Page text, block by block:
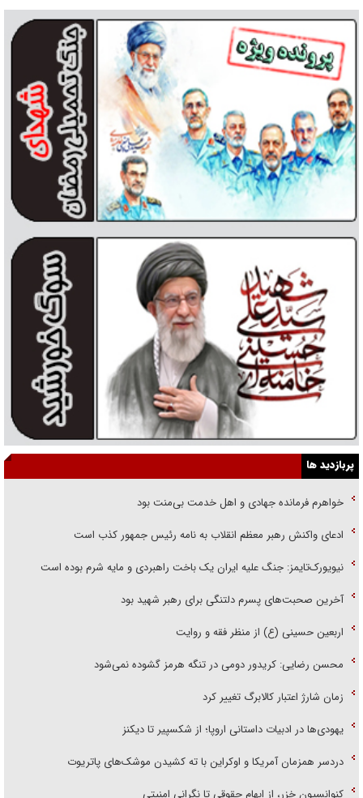
پربازدید ها
خواهرم فرمانده جهادی و اهل خدمت بی‌منت بود
ادعای واکنش رهبر معظم انقلاب به نامه رئیس جمهور کذب است
نیویورک‌تایمز: جنگ علیه ایران یک باخت راهبردی و مایه شرم بوده است
آخرین صحبت‌های پسرم دلتنگی برای رهبر شهید بود
اربعین حسینی (ع) از منظر فقه و روایت
محسن رضایی: کریدور دومی در تنگه هرمز گشوده نمی‌شود
زمان شارژ اعتبار کالابرگ تغییر کرد
یهودی‌ها در ادبیات داستانی اروپا؛ از شکسپیر تا دیکنز
دردسر همزمان آمریکا و اوکراین با ته کشیدن موشک‌های پاتریوت
کنوانسیون خزر، از ابهام حقوقی تا نگرانی امنیتی